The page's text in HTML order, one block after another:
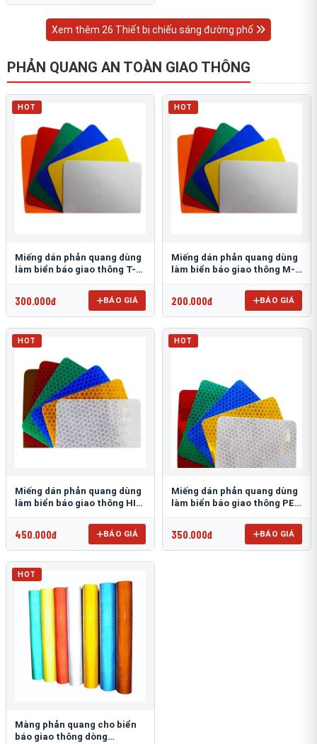
Xem thêm 26 Thiết bị chiếu sáng đường phố
PHẢN QUANG AN TOÀN GIAO THÔNG
HOT
Miếng dán phản quang dùng
làm biển báo giao thông T-
300.000đ BÁO GIÁ
HOT
Miếng dán phản quang dùng
làm biển báo giao thông M-
200.000đ BÁO GIÁ
HOT
Miếng dán phản quang dùng
làm biển báo giao thông HIP
450.000đ BÁO GIÁ
HOT
Miếng dán phản quang dùng
làm biển báo giao thông PEG
350.000đ BÁO GIÁ
HOT
Màng phản quang cho biển
báo giao thông dòng